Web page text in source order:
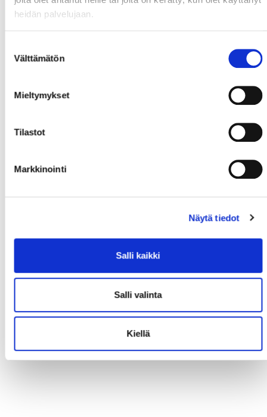
heidän palvelujaan.
valinta
Välttämätön
Mieltymykset
Tilastot
Markkinointi
Näytä tiedot
Salli kaikki
Salli valinta
Kiellä